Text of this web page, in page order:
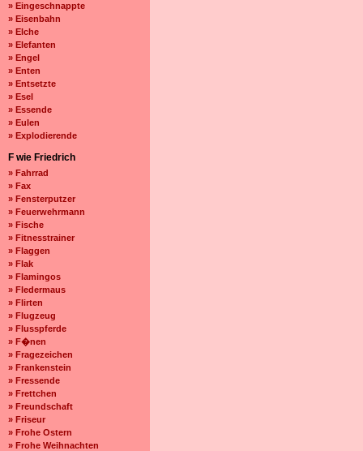
» Eingeschnappte
» Eisenbahn
» Elche
» Elefanten
» Engel
» Enten
» Entsetzte
» Esel
» Essende
» Eulen
» Explodierende
F wie Friedrich
» Fahrrad
» Fax
» Fensterputzer
» Feuerwehrmann
» Fische
» Fitnesstrainer
» Flaggen
» Flak
» Flamingos
» Fledermaus
» Flirten
» Flugzeug
» Flusspferde
» F�nen
» Fragezeichen
» Frankenstein
» Fressende
» Frettchen
» Freundschaft
» Friseur
» Frohe Ostern
» Frohe Weihnachten